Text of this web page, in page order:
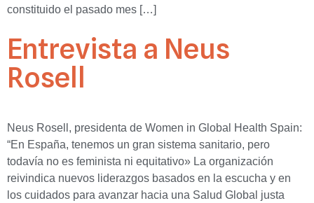
constituido el pasado mes […]
Entrevista a Neus
Rosell
Neus Rosell, presidenta de Women in Global Health Spain:
“En España, tenemos un gran sistema sanitario, pero
todavía no es feminista ni equitativo» La organización
reivindica nuevos liderazgos basados en la escucha y en
los cuidados para avanzar hacia una Salud Global justa